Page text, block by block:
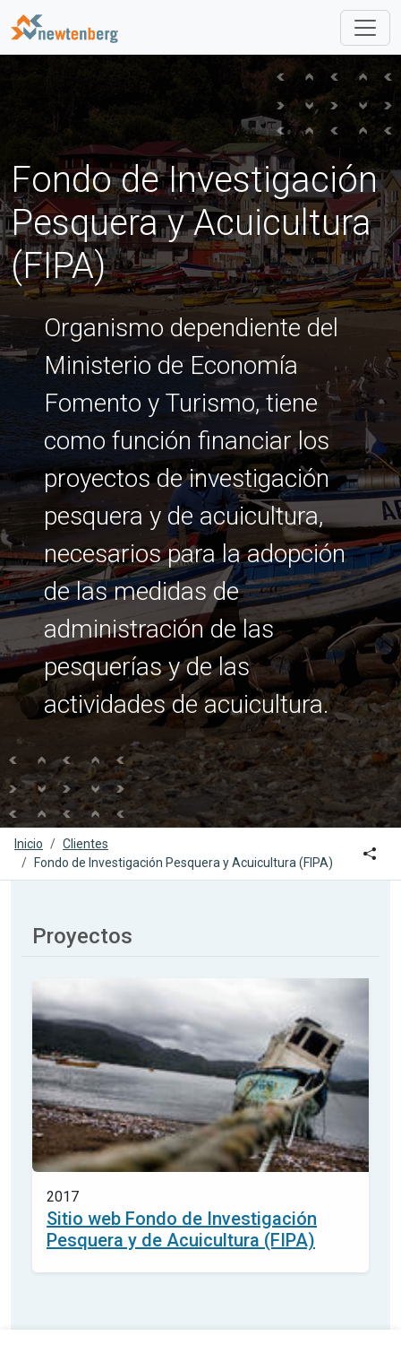
Fondo de Investigación
Pesquera y Acuicultura
(FIPA)
Organismo dependiente del
Ministerio de Economía
Fomento y Turismo, tiene
como función financiar los
proyectos de investigación
pesquera y de acuicultura,
necesarios para la adopción
de las medidas de
administración de las
pesquerías y de las
actividades de acuicultura.
Inicio
Clientes
Fondo de Investigación Pesquera y Acuicultura (FIPA)
Proyectos
2017
Sitio web Fondo de Investigación
Pesquera y de Acuicultura (FIPA)